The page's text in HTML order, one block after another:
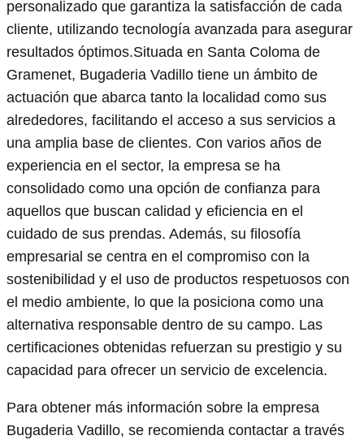
personalizado que garantiza la satisfacción de cada
cliente, utilizando tecnología avanzada para asegurar
resultados óptimos.Situada en Santa Coloma de
Gramenet, Bugaderia Vadillo tiene un ámbito de
actuación que abarca tanto la localidad como sus
alrededores, facilitando el acceso a sus servicios a
una amplia base de clientes. Con varios años de
experiencia en el sector, la empresa se ha
consolidado como una opción de confianza para
aquellos que buscan calidad y eficiencia en el
cuidado de sus prendas. Además, su filosofía
empresarial se centra en el compromiso con la
sostenibilidad y el uso de productos respetuosos con
el medio ambiente, lo que la posiciona como una
alternativa responsable dentro de su campo. Las
certificaciones obtenidas refuerzan su prestigio y su
capacidad para ofrecer un servicio de excelencia.
Para obtener más información sobre la empresa
Bugaderia Vadillo, se recomienda contactar a través